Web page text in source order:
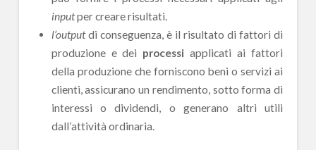
inputper creare risultati.
l’outputdi conseguenza, è il risultato di fattori di
produzione e dei processi applicati ai fattori
della produzione che forniscono beni o servizi ai
clienti, assicurano un rendimento, sotto forma di
interessi o dividendi, o generano altri utili
dall’attività ordinaria.